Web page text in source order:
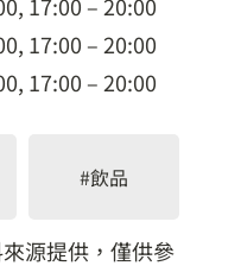
17:00 – 20:00
17:00 – 20:00
#飲品
源提供，僅供參